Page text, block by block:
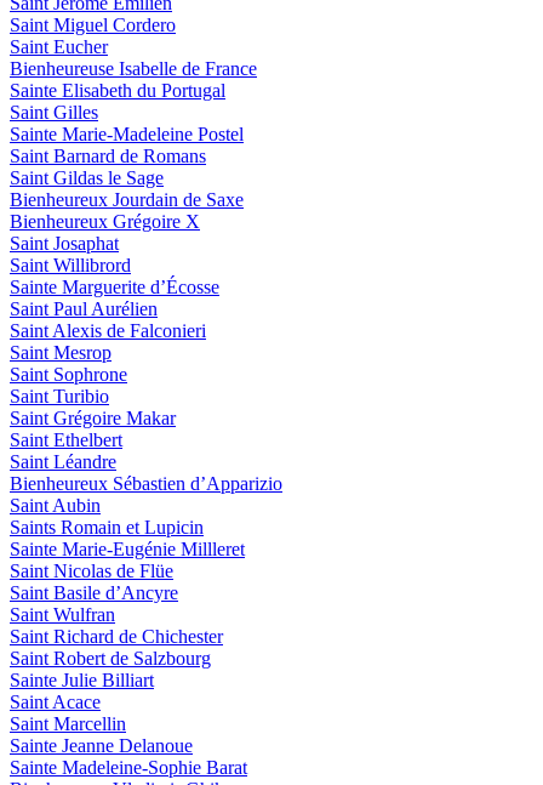
Saint Miguel Cordero
Saint Eucher
Bienheureuse Isabelle de France
Sainte Elisabeth du Portugal
Saint Gilles
Sainte Marie-Madeleine Postel
Saint Barnard de Romans
Saint Gildas le Sage
Bienheureux Jourdain de Saxe
Bienheureux Grégoire X
Saint Josaphat
Saint Willibrord
Sainte Marguerite d’Écosse
Saint Paul Aurélien
Saint Alexis de Falconieri
Saint Mesrop
Saint Sophrone
Saint Turibio
Saint Grégoire Makar
Saint Ethelbert
Saint Léandre
Bienheureux Sébastien d’Apparizio
Saint Aubin
Saints Romain et Lupicin
Sainte Marie-Eugénie Millleret
Saint Nicolas de Flüe
Saint Basile d’Ancyre
Saint Wulfran
Saint Richard de Chichester
Saint Robert de Salzbourg
Sainte Julie Billiart
Saint Acace
Saint Marcellin
Sainte Jeanne Delanoue
Sainte Madeleine-Sophie Barat